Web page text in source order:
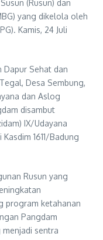
(Rusun) dan
yang dikelola oleh
Kamis, 24 Juli
Dapur Sehat dan
Desa Sembung,
dan Aslog
disambut
IX/Udayana
1611/Badung
Rusun yang
program ketahanan
Pangdam
menjadi sentra